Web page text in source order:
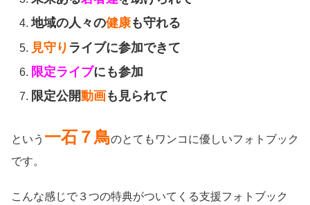
地域の人々の健康も守れる
見守り ライブに参加できて
限定ライブにも参加
限定公開動画も見られて
という 一石７鳥のとてもワンコに優しいフォトブック
です。
こんな感じで３つの特典がついてくる支援フォトブック